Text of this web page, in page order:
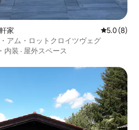
家 レビュー8
5.0 (8)
アム・ロットクロイツヴェグ
内装 · 屋外スペース